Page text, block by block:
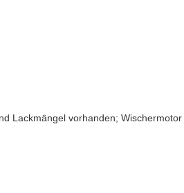
Lackmängel vorhanden; Wischermotor